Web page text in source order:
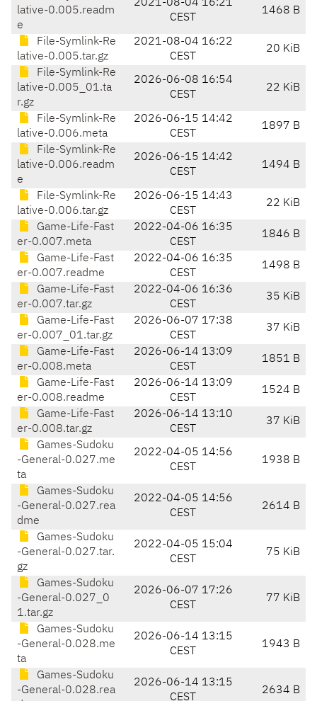
lative-0.005.readm
e
2021-08-04 16:21
CEST
1468 B
File-Symlink-Re
lative-0.005.tar.gz
2021-08-04 16:22
CEST
20 KiB
File-Symlink-Re
lative-0.005_01.ta
r.gz
2026-06-08 16:54
CEST
22 KiB
File-Symlink-Re
lative-0.006.meta
2026-06-15 14:42
CEST
1897 B
File-Symlink-Re
lative-0.006.readm
e
2026-06-15 14:42
CEST
1494 B
File-Symlink-Re
lative-0.006.tar.gz
2026-06-15 14:43
CEST
22 KiB
Game-Life-Fast
er-0.007.meta
2022-04-06 16:35
CEST
1846 B
Game-Life-Fast
er-0.007.readme
2022-04-06 16:35
CEST
1498 B
Game-Life-Fast
er-0.007.tar.gz
2022-04-06 16:36
CEST
35 KiB
Game-Life-Fast
er-0.007_01.tar.gz
2026-06-07 17:38
CEST
37 KiB
Game-Life-Fast
er-0.008.meta
2026-06-14 13:09
CEST
1851 B
Game-Life-Fast
er-0.008.readme
2026-06-14 13:09
CEST
1524 B
Game-Life-Fast
er-0.008.tar.gz
2026-06-14 13:10
CEST
37 KiB
Games-Sudoku
-General-0.027.me
ta
2022-04-05 14:56
CEST
1938 B
Games-Sudoku
-General-0.027.rea
dme
2022-04-05 14:56
CEST
2614 B
Games-Sudoku
-General-0.027.tar.
gz
2022-04-05 15:04
CEST
75 KiB
Games-Sudoku
-General-0.027_0
1.tar.gz
2026-06-07 17:26
CEST
77 KiB
Games-Sudoku
-General-0.028.me
ta
2026-06-14 13:15
CEST
1943 B
Games-Sudoku
-General-0.028.rea
2026-06-14 13:15
CEST
2634 B